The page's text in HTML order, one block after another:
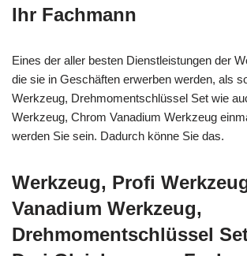
Ihr Fachmann
Eines der aller besten Dienstleistungen der
die sie in Geschäften erwerben werden, als
Werkzeug, Drehmomentschlüssel Set wie
Werkzeug, Chrom Vanadium Werkzeug
werden Sie sein. Dadurch könne Sie das.
Werkzeug, Profi
Vanadium Werkzeug,
Drehmomentschlüssel